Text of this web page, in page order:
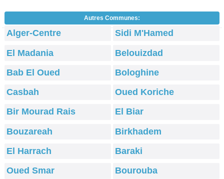
Autres Communes:
Alger-Centre
Sidi M'Hamed
El Madania
Belouizdad
Bab El Oued
Bologhine
Casbah
Oued Koriche
Bir Mourad Rais
El Biar
Bouzareah
Birkhadem
El Harrach
Baraki
Oued Smar
Bourouba